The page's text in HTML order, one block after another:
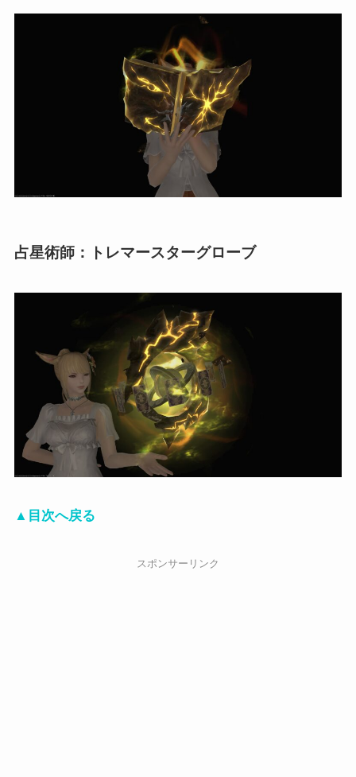
占星術師：トレマースターグローブ
▲目次へ戻る
スポンサーリンク